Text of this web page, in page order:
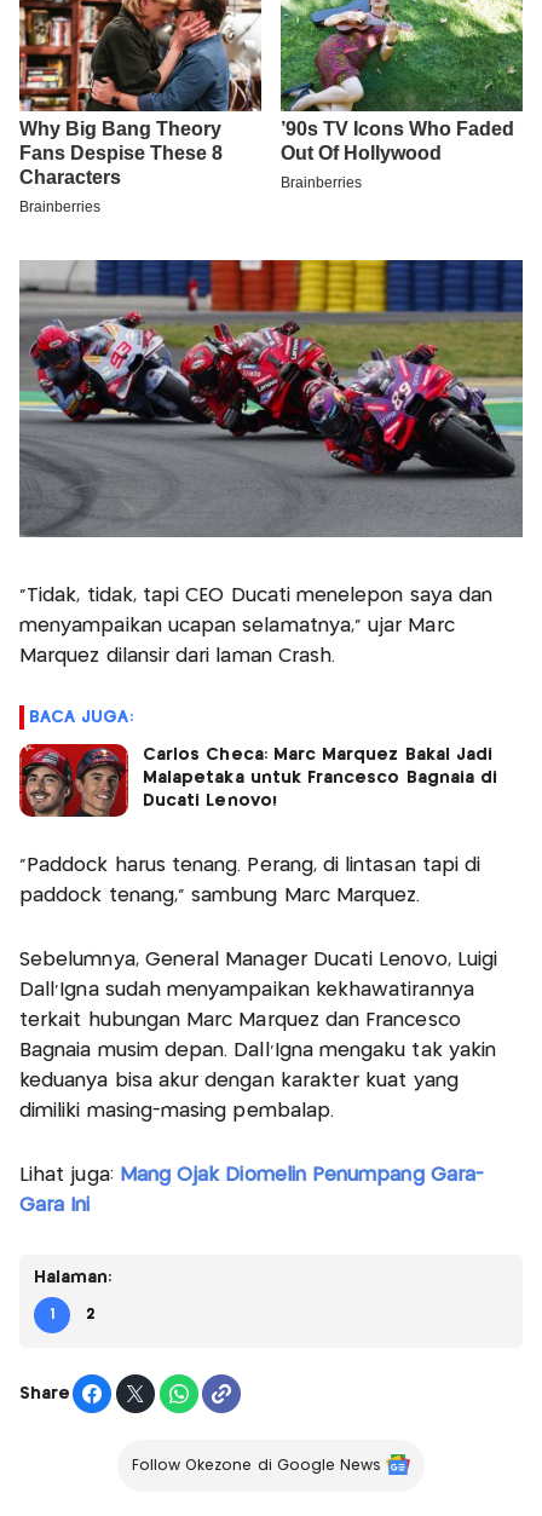
“Tidak, tidak, tapi CEO Ducati menelepon saya dan
menyampaikan ucapan selamatnya," ujar Marc
Marquez dilansir dari laman Crash.
BACA JUGA:
Carlos Checa: Marc Marquez Bakal Jadi
Malapetaka untuk Francesco Bagnaia di
Ducati Lenovo!
“Paddock harus tenang. Perang, di lintasan tapi di
paddock tenang," sambung Marc Marquez.
Sebelumnya, General Manager Ducati Lenovo, Luigi
Dall'Igna sudah menyampaikan kekhawatirannya
terkait hubungan Marc Marquez dan Francesco
Bagnaia musim depan. Dall'Igna mengaku tak yakin
keduanya bisa akur dengan karakter kuat yang
dimiliki masing-masing pembalap.
Lihat juga: Mang Ojak Diomelin Penumpang Gara-
Gara Ini
Halaman:
1 2
Share
Follow Okezone di Google News